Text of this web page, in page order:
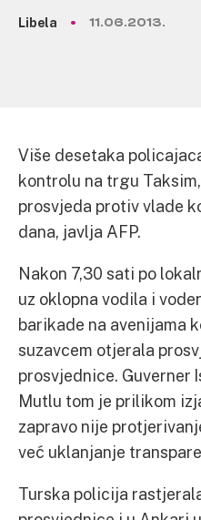
Libela 11.06.2013.
Više desetaka
kontrolu na trgu
prosvjeda protiv vlade
dana, javlja AFP.
Nakon 7,30 sati po
uz oklopna vodila i
barikade na avenijama
suzavcem otjerala
prosvjednice. Guverner
Mutlu tom je prilikom
zapravo nije
već uklanjanje
Turska policija